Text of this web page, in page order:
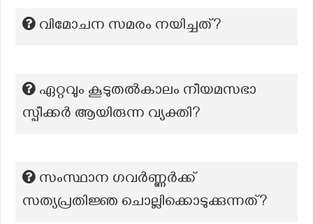
വിമോചന സമരം നയിച്ചത്?
ഏറ്റവും കൂടുതല്‍കാലം നീയമസഭാ
സ്പീക്കര്‍ ആയിരുന്ന വ്യക്തി?
സംസ്ഥാന ഗവർണ്ണർക്ക്
സത്യപ്രതിജ്ഞ ചൊല്ലിക്കൊടുക്കുന്നത്?